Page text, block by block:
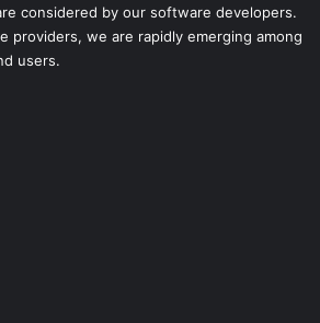
considered by our software developers.
providers, we are rapidly emerging among
users.